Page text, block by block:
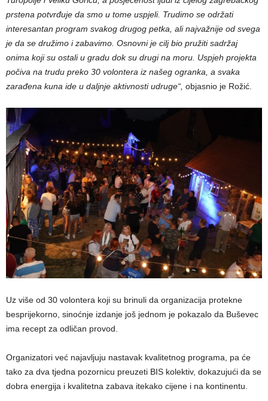
prstena potvrđuje da smo u tome uspjeli. Trudimo se održati
interesantan program svakog drugog petka, ali najvažnije od svega
je da se družimo i zabavimo. Osnovni je cilj bio pružiti sadržaj
onima koji su ostali u gradu dok su drugi na moru. Uspjeh projekta
počiva na trudu preko 30 volontera iz našeg ogranka, a svaka
zarađena kuna ide u daljnje aktivnosti udruge“, objasnio je Rožić.
Uz više od 30 volontera koji su brinuli da organizacija protekne
besprijekorno, sinoćnje izdanje još jednom je pokazalo da Buševec
ima recept za odličan provod.
Organizatori već najavljuju nastavak kvalitetnog programa, pa će
tako za dva tjedna pozornicu preuzeti BIS kolektiv, dokazujući da se
dobra energija i kvalitetna zabava itekako cijene i na kontinentu.